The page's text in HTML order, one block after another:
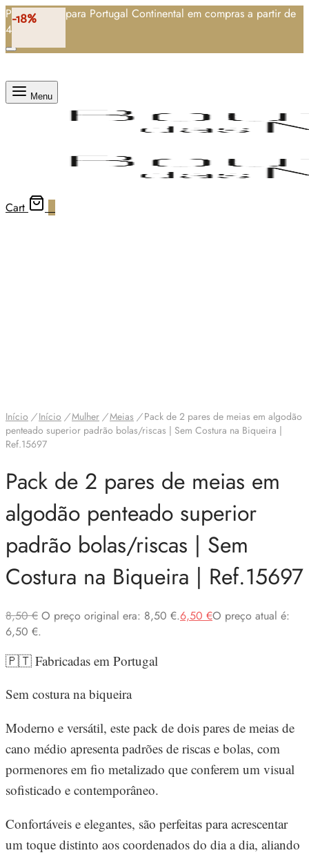
Portes grátis para Portugal Continental em compras a partir de
40 €
Menu
Cart
Início / Início / Mulher / Meias /Pack de 2 pares de meias em algodão
penteado superior padrão bolas/riscas | Sem Costura na Biqueira |
Ref.15697
Pack de 2 pares de meias em
algodão penteado superior
padrão bolas/riscas | Sem
Costura na Biqueira | Ref.15697
8,50€ O preço original era: 8,50 €.6,50 €O preço atual é:
6,50 €.
🇵🇹 Fabricadas em Portugal
Sem costura na biqueira
Moderno e versátil, este pack de dois pares de meias de
cano médio apresenta padrões de riscas e bolas, com
pormenores em fio metalizado que conferem um visual
sofisticado e contemporâneo.
Confortáveis e elegantes, são perfeitas para acrescentar
um toque distinto aos coordenados do dia a dia, aliando
-18%